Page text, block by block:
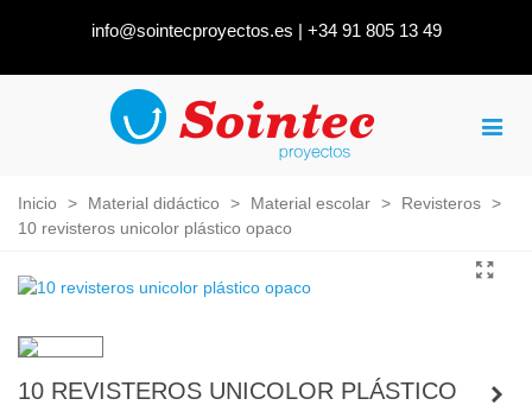
info@sointecproyectos.es | +34 91 805 13 49
Inicio > Material didáctico > Material escolar > Revisteros >
10 revisteros unicolor plástico opaco
10 REVISTEROS UNICOLOR PLÁSTICO